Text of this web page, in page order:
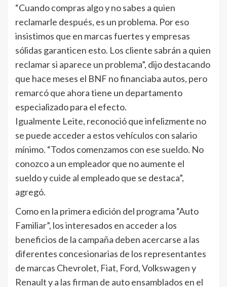
“Cuando compras algo y no sabes a quien
reclamarle después, es un problema. Por eso
insistimos que en marcas fuertes y empresas
sólidas garanticen esto. Los cliente sabrán a quien
reclamar si aparece un problema”, dijo destacando
que hace meses el BNF no financiaba autos, pero
remarcó que ahora tiene un departamento
especializado para el efecto.
Igualmente Leite, reconoció que infelizmente no
se puede acceder a estos vehículos con salario
mínimo. “Todos comenzamos con ese sueldo. No
conozco a un empleador que no aumente el
sueldo y cuide al empleado que se destaca”,
agregó.
Como en la primera edición del programa “Auto
Familiar”, los interesados en acceder a los
beneficios de la campaña deben acercarse a las
diferentes concesionarias de los representantes
de marcas Chevrolet, Fiat, Ford, Volkswagen y
Renault y a las firman de auto ensamblados en el